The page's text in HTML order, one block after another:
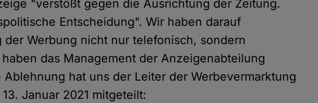
"verstößt gegen die Ausrichtung der Zeitung.
Entscheidung". Wir haben darauf
Werbung nicht nur telefonisch, sondern
das Management der Anzeigenabteilung
hat uns der Leiter der Werbevermarktung
13. Januar 2021 mitgeteilt: